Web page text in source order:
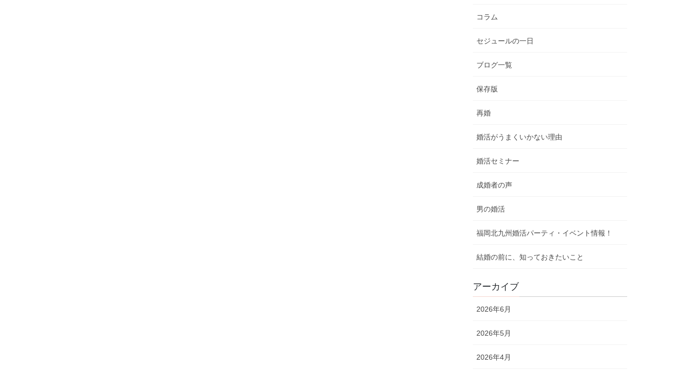
コラム
セジュールの一日
ブログ一覧
保存版
再婚
婚活がうまくいかない理由
婚活セミナー
成婚者の声
男の婚活
福岡北九州婚活パーティ・イベント情報！
結婚の前に、知っておきたいこと
アーカイブ
2026年6月
2026年5月
2026年4月